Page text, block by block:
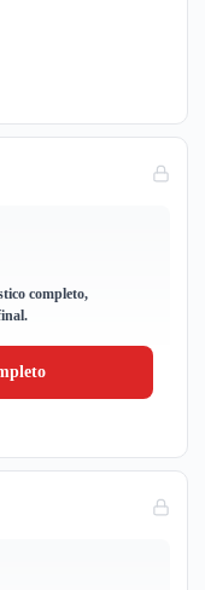
completo,